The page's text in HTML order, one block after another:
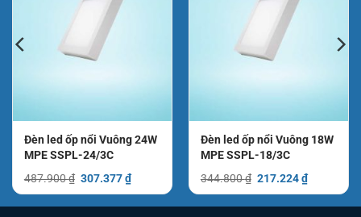
Đèn led ốp nổi Vuông 24W
MPE SSPL-24/3C
487.900₫ Giá
là:
487.900 ₫.
307.377₫Giá
hiện
tại
là:
Đèn led ốp nổi Vuông 18W
MPE SSPL-18/3C
344.800₫ Giá
là:
344.800 ₫.
217.224₫Giá
hiện
tại
là: